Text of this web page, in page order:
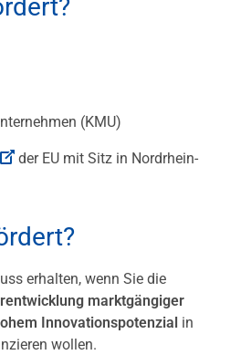
(KMU)
der EU mit Sitz in Nordrhein-
erhalten, wenn Sie die
marktgängiger
Innovationspotenzial in
wollen.